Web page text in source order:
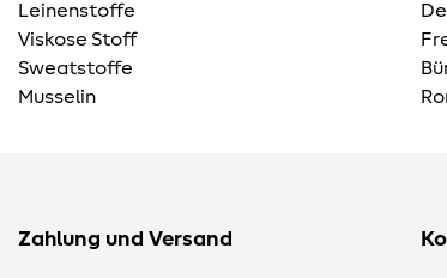
Leinenstoffe
Viskose Stoff
Sweatstoffe
Musselin
Zahlung und Versand